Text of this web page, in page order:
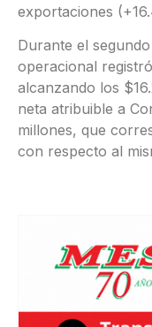
exportaciones
Durante el
operacional
alcanzando los
neta atribuible a
millones, que
con respecto al